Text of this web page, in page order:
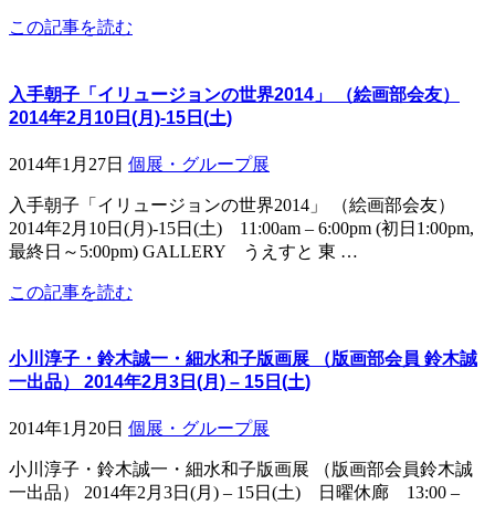
この記事を読む
入手朝子「イリュージョンの世界2014」 （絵画部会友）
2014年2月10日(月)-15日(土)
2014年1月27日 個展・グループ展
入手朝子「イリュージョンの世界2014」 （絵画部会友）
2014年2月10日(月)-15日(土) 11:00am – 6:00pm (初日1:00pm,
最終日～5:00pm) GALLERY うえすと 東 …
この記事を読む
小川淳子・鈴木誠一・細水和子版画展 （版画部会員 鈴木誠
一出品） 2014年2月3日(月) – 15日(土)
2014年1月20日 個展・グループ展
小川淳子・鈴木誠一・細水和子版画展 （版画部会員鈴木誠
一出品） 2014年2月3日(月) – 15日(土) 日曜休廊 13:00 –